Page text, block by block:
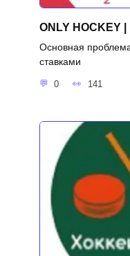
ONLY HOCKEY
Основная
ставками
0 141